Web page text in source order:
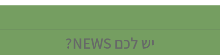
יש לכם NEWS?